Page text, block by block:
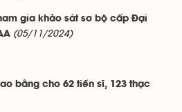
gia khảo sát sơ bộ cấp Đại
(05/11/2024)
bằng cho 62 tiến sĩ, 123 thạc